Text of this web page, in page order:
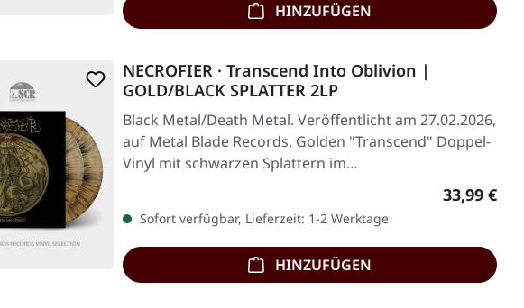
HINZUFÜGEN
NECROFIER · Transcend Into Oblivion |
GOLD/BLACK SPLATTER 2LP
Black Metal/Death Metal. Veröffentlicht am 27.02.2026,
auf Metal Blade Records. Golden "Transcend" Doppel-
Vinyl mit schwarzen Splattern im…
Regulärer
33,99 €
Sofort verfügbar, Lieferzeit: 1-2 Werktage
HINZUFÜGEN